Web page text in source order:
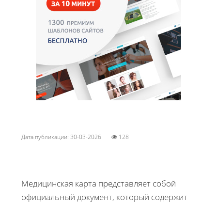
Дата публикации: 30-03-2026 128
Медицинская карта представляет собой
официальный документ, который содержит